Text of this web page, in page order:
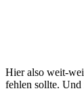
Hier also weit-
fehlen sollte.